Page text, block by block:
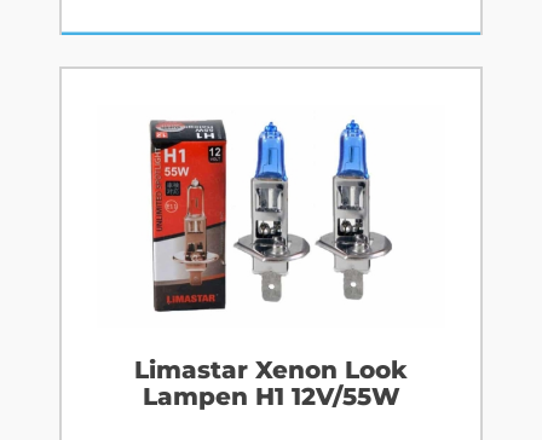
Limastar Xenon Look
Lampen H1 12V/55W